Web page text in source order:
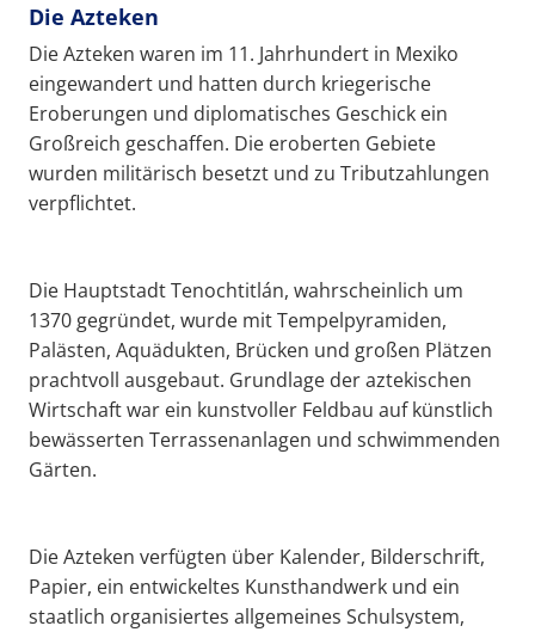
Die Azteken
Die Azteken waren im 11. Jahrhundert in Mexiko
eingewandert und hatten durch kriegerische
Eroberungen und diplomatisches Geschick ein
Großreich geschaffen. Die eroberten Gebiete
wurden militärisch besetzt und zu Tributzahlungen
verpflichtet.
Die Hauptstadt Tenochtitlán, wahrscheinlich um
1370 gegründet, wurde mit Tempelpyramiden,
Palästen, Aquädukten, Brücken und großen Plätzen
prachtvoll ausgebaut. Grundlage der aztekischen
Wirtschaft war ein kunstvoller Feldbau auf künstlich
bewässerten Terrassenanlagen und schwimmenden
Gärten.
Die Azteken verfügten über Kalender, Bilderschrift,
Papier, ein entwickeltes Kunsthandwerk und ein
staatlich organisiertes allgemeines Schulsystem,